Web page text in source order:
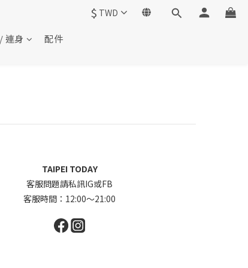
$ TWD
連身 配件
TAIPEI TODAY
客服問題請私訊IG或FB
客服時間：12:00～21:00